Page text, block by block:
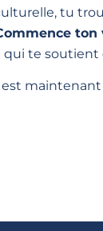
tu
ton
qui te soutient
maintenant